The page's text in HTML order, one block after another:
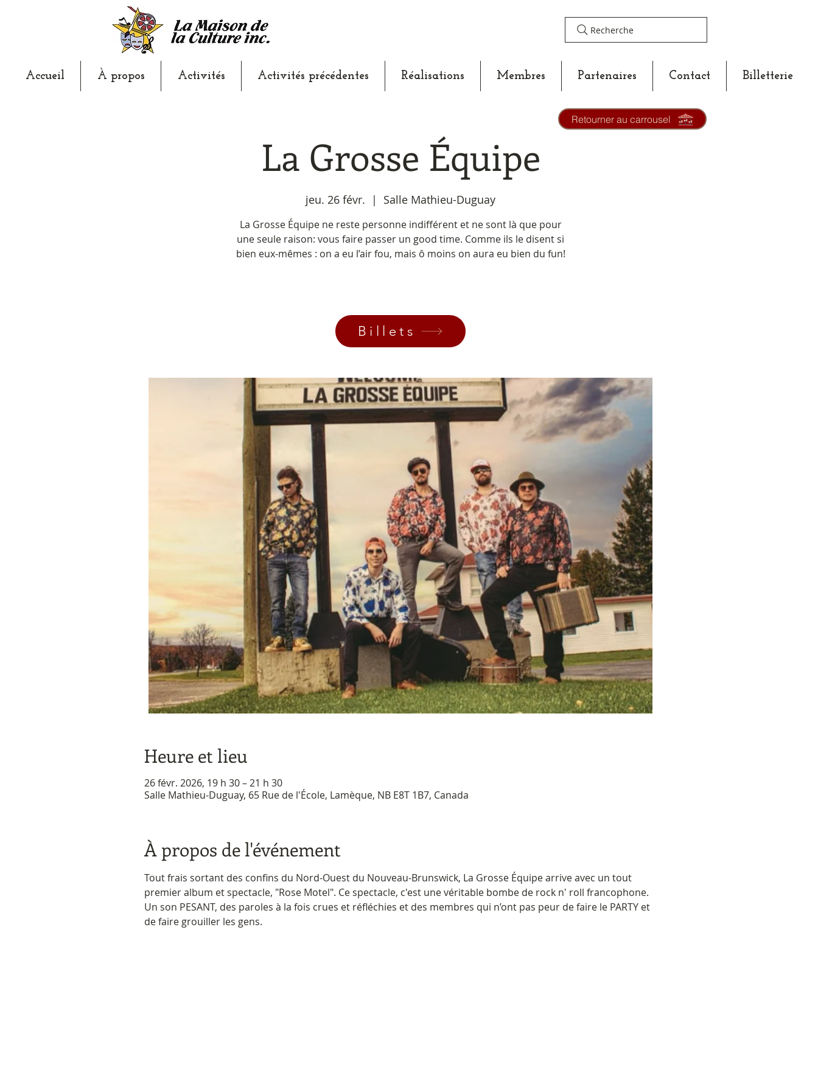
Recherche
Accueil À propos Activités Activités précédentes Réalisations Membres Partenaires Contact Billetterie
La Grosse Équipe
jeu. 26 févr.
  |
Salle Mathieu-Duguay
La Grosse Équipe ne reste personne indifférent et ne sont là que pour
une seule raison: vous faire passer un good time. Comme ils le disent si
bien eux-mêmes : on a eu l’air fou, mais ô moins on aura eu bien du fun!
Voir d'autres événements
Heure et lieu
26 févr. 2026, 19 h 30 – 21 h 30
Salle Mathieu-Duguay, 65 Rue de l'École, Lamèque, NB E8T 1B7, Canada
À propos de l'événement
Tout frais sortant des confins du Nord-Ouest du Nouveau-Brunswick, La Grosse Équipe arrive avec un tout
premier album et spectacle, "Rose Motel". Ce spectacle, c'est une véritable bombe de rock n' roll francophone.
Un son PESANT, des paroles à la fois crues et réfléchies et des membres qui n’ont pas peur de faire le PARTY et
de faire grouiller les gens.
Retourner au carrousel
Billets